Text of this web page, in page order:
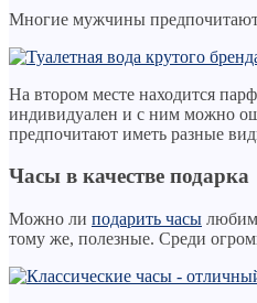
Многие мужчины предпочитают
На втором месте находится
индивидуален и с ним можно
предпочитают иметь разные
Часы в качестве подарка
Можно ли подарить часы
тому же, полезные. Среди